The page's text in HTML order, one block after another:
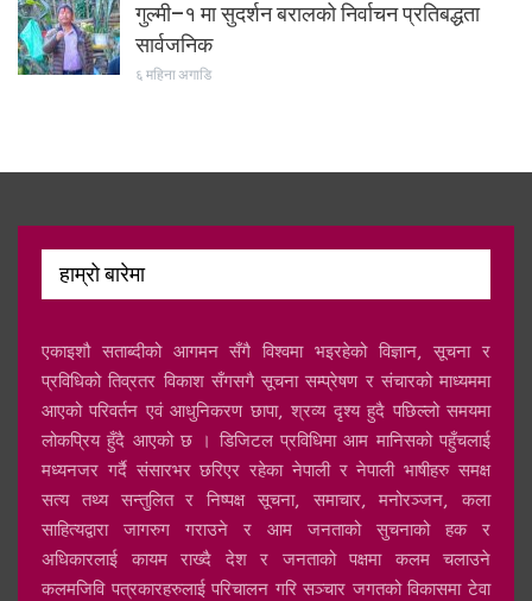
गुल्मी–१ मा सुदर्शन बरालको निर्वाचन प्रतिबद्धता
सार्वजनिक
६ महिना अगाडि
हाम्रो बारेमा
एकाइशौ सताब्दीको आगमन सँगै विश्वमा भइरहेको विज्ञान, सूचना र
प्रविधिको तिव्रतर विकाश सँगसगै सूचना सम्प्रेषण र संचारको माध्यममा
आएको परिवर्तन एवं आधुनिकरण छापा, श्रव्य दृश्य हुदै पछिल्लो समयमा
लोकप्रिय हुँदै आएको छ । डिजिटल प्रविधिमा आम मानिसको पहुँचलाई
मध्यनजर गर्दै संसारभर छरिएर रहेका नेपाली र नेपाली भाषीहरु समक्ष
सत्य तथ्य सन्तुलित र निष्पक्ष सूचना, समाचार, मनोरञ्जन, कला
साहित्यद्वारा जागरुग गराउने र आम जनताको सुचनाको हक र
अधिकारलाई कायम राख्दै देश र जनताको पक्षमा कलम चलाउने
कलमजिवि पत्रकारहरुलाई परिचालन गरि सञ्चार जगतको विकासमा टेवा